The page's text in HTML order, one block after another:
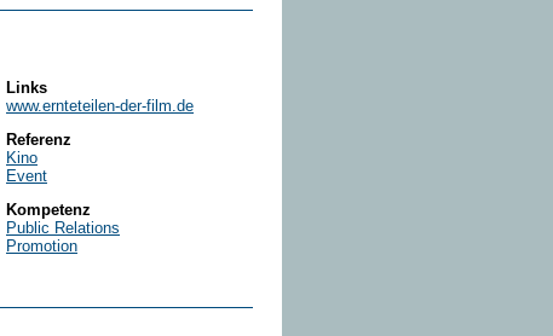
Links
www.ernteteilen-der-film.de
Referenz
Kino
Event
Kompetenz
Public Relations
Promotion